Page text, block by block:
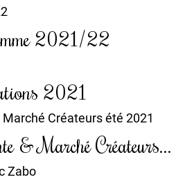
2021/22
2021
& Marché Créateurs...